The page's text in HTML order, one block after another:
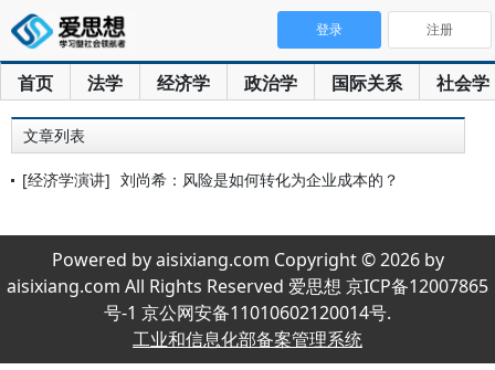
首页 法学 经济学 政治学 国际关系 社会学
登录 注册
文章列表
[经济学演讲] 刘尚希：风险是如何转化为企业成本的？
Powered by aisixiang.com Copyright © 2026 by
aisixiang.com All Rights Reserved 爱思想 京ICP备12007865
号-1 京公网安备11010602120014号.
工业和信息化部备案管理系统